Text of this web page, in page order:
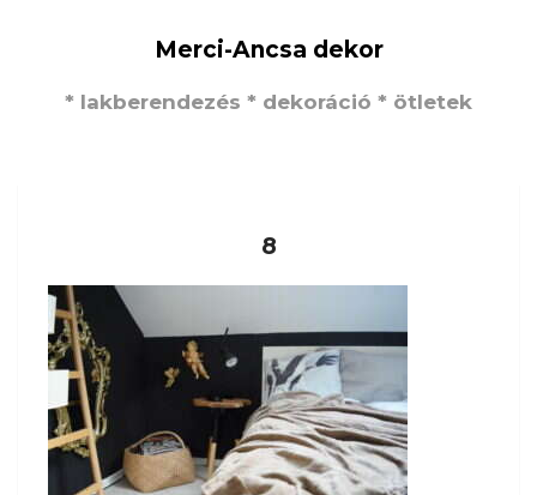
Merci-Ancsa dekor
* lakberendezés * dekoráció * ötletek
8